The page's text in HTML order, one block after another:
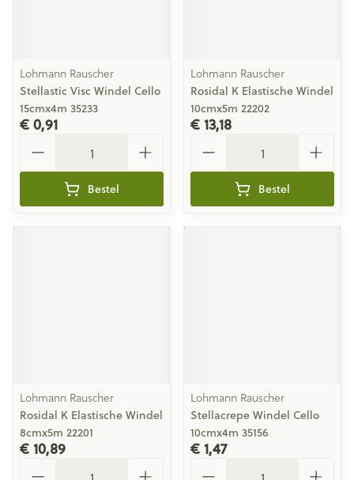
Lohmann Rauscher
Stellastic Visc Windel Cello
15cmx4m 35233
€ 0,91
Bestel
Lohmann Rauscher
Rosidal K Elastische Windel
10cmx5m 22202
€ 13,18
Bestel
Lohmann Rauscher
Rosidal K Elastische Windel
8cmx5m 22201
€ 10,89
Lohmann Rauscher
Stellacrepe Windel Cello
10cmx4m 35156
€ 1,47